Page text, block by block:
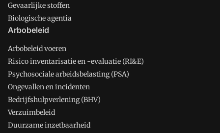
Gevaarlijke stoffen
Biologische agentia
Arbobeleid
Arbobeleid voeren
Risico inventarisatie en -evaluatie (RI&E)
Psychosociale arbeidsbelasting (PSA)
Ongevallen en incidenten
Bedrijfshulpverlening (BHV)
Verzuimbeleid
Duurzame inzetbaarheid